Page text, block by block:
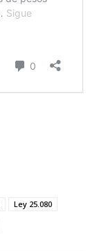
Ley 25.080